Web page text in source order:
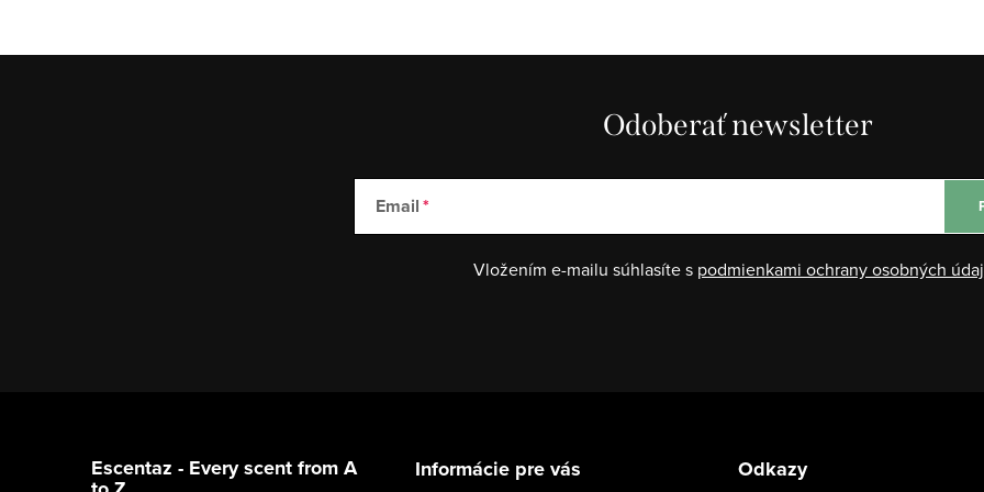
Odoberať newsletter
Email
Vložením e-mailu súhlasíte s podmienkami ochrany osobných
Escentaz - Every scent from A Informácie pre vás Odkazy